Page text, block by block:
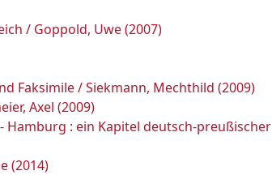
/ Goppold, Uwe (2007)
Faksimile / Siekmann, Mechthild (2009)
Axel (2009)
Hamburg : ein Kapitel deutsch-preußischer
(2014)